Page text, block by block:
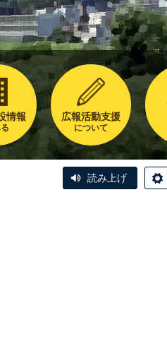
情報 広報活動支援
について
読み上げ